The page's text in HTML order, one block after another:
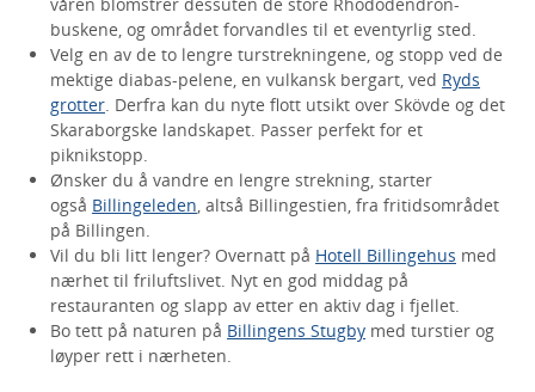
buskene, og området forvandles til et eventyrlig sted.
Velg en av de to lengre turstrekningene, og stopp ved de
mektige diabas-pelene, en vulkansk bergart, ved Ryds
grotter. Derfra kan du nyte flott utsikt over Skövde og det
Skaraborgske landskapet. Passer perfekt for et
piknikstopp.
Ønsker du å vandre en lengre strekning, starter
også Billingeleden, altså Billingestien, fra fritidsområdet
på Billingen.
Vil du bli litt lenger? Overnatt på Hotell Billingehus med
nærhet til friluftslivet. Nyt en god middag på
restauranten og slapp av etter en aktiv dag i fjellet.
Bo tett på naturen på Billingens Stugby med turstier og
løyper rett i nærheten.